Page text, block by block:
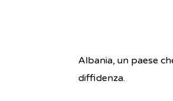
Albania, un paese
diffidenza.